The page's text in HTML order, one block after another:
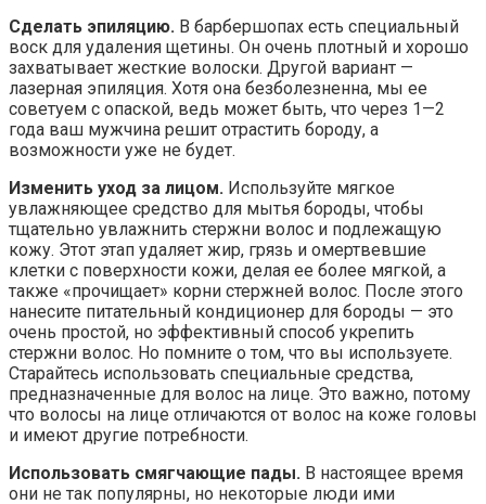
Сделать эпиляцию. В барбершопах есть специальный
воск для удаления щетины. Он очень плотный и хорошо
захватывает жесткие волоски. Другой вариант —
лазерная эпиляция. Хотя она безболезненна, мы ее
советуем с опаской, ведь может быть, что через 1—2
года ваш мужчина решит отрастить бороду, а
возможности уже не будет.
Изменить уход за лицом. Используйте мягкое
увлажняющее средство для мытья бороды, чтобы
тщательно увлажнить стержни волос и подлежащую
кожу. Этот этап удаляет жир, грязь и омертвевшие
клетки с поверхности кожи, делая ее более мягкой, а
также «прочищает» корни стержней волос. После этого
нанесите питательный кондиционер для бороды — это
очень простой, но эффективный способ укрепить
стержни волос. Но помните о том, что вы используете.
Старайтесь использовать специальные средства,
предназначенные для волос на лице. Это важно, потому
что волосы на лице отличаются от волос на коже головы
и имеют другие потребности.
Использовать смягчающие пады. В настоящее время
они не так популярны, но некоторые люди ими